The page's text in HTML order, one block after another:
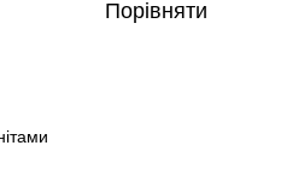
Порівняти